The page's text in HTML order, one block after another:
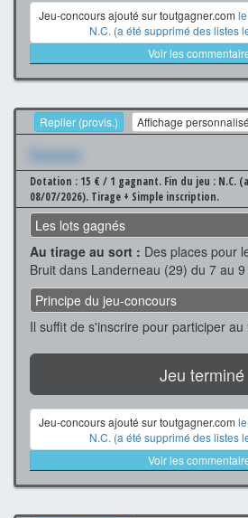
Jeu-concours ajouté sur toutgagner.com
N.C. (a été supprimé des listes
Voir les
Replier (provis.) Affichage personnalisé
Xxxxxxx
Dotation : 15 € / 1 gagnant. Fin du jeu : N.C.
08/07/2026). Tirage + Simple inscription.
Les lots gagnés
Au tirage au sort : Des places pour
Bruit dans Landerneau (29) du 7 au
Principe du jeu-concours
Il suffit de s'inscrire pour participer
Jeu terminé
Jeu-concours ajouté sur toutgagner.com
N.C. (a été supprimé des listes
Voir les